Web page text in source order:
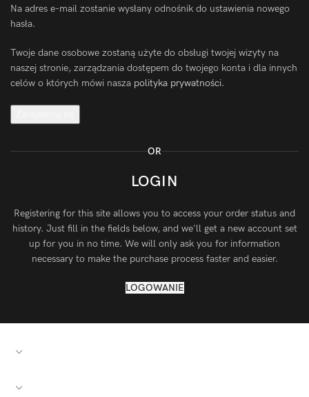
Na adres e-mail zostanie wysłany odnośnik do ustawienia nowego
hasła.
Twoje dane osobowe zostaną użyte do obsługi twojej wizyty na
naszej stronie, zarządzania dostępem do twojego konta i dla innych
celów o których mówi nasza polityka prywatności.
OR
LOGIN
Registering for this site allows you to access your order status and
history. Just fill in the fields below, and we'll get a new account set
up for you in no time. We will only ask you for information
necessary to make the purchase process faster and easier.
LOGOWANIE
PRZYDATNE LINKI
SZYBKIE ŁĄCZA